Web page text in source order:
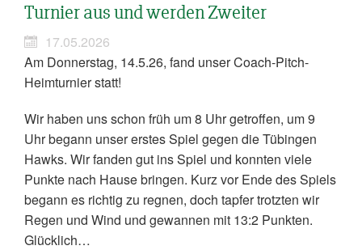
Turnier aus und werden Zweiter
17.05.2026
Am Donnerstag, 14.5.26, fand unser Coach-Pitch-
Heimturnier statt!
Wir haben uns schon früh um 8 Uhr getroffen, um 9
Uhr begann unser erstes Spiel gegen die Tübingen
Hawks. Wir fanden gut ins Spiel und konnten viele
Punkte nach Hause bringen. Kurz vor Ende des Spiels
begann es richtig zu regnen, doch tapfer trotzten wir
Regen und Wind und gewannen mit 13:2 Punkten.
Glücklich…